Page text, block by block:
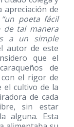
apreciación de
“un poeta fácil
de tal manera
a un simple
autor de este
que el
de
con el rigor de
el cultivo de la
de cada
sin estar
alguna. Esta